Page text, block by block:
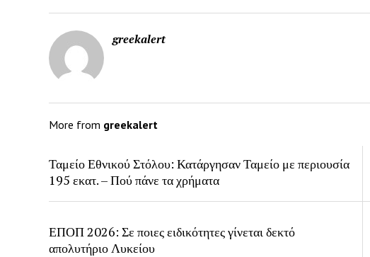
greekalert
More from greekalert
Ταμείο Εθνικού Στόλου: Κατάργησαν Ταμείο με περιουσία
195 εκατ. – Πού πάνε τα χρήματα
ΕΠΟΠ 2026: Σε ποιες ειδικότητες γίνεται δεκτό
απολυτήριο Λυκείου